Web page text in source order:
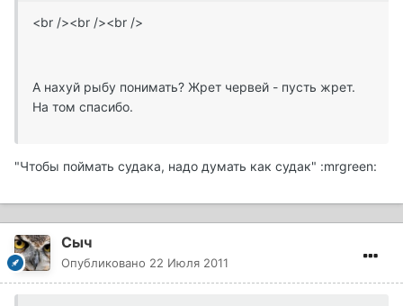
<br /><br /><br />
А нахуй рыбу понимать? Жрет червей - пусть жрет.
На том спасибо.
"Чтобы поймать судака, надо думать как судак" :mrgreen:
Сыч
Опубликовано 22 Июля 2011